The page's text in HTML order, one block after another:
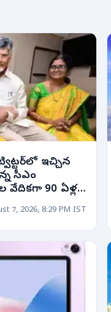
ఇచ్చిన
సీఎం
వేదికగా 90 ఏళ్ల
7, 2026, 8:29 PM IST